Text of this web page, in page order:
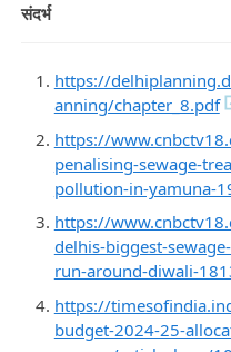
संदर्भ
https://
anning/chapter_8.pdf
https://
penalising-sewage-
pollution-in-yamuna-
https://
delhis-biggest-
run-around-diwali-
https://
budget-2024-25-